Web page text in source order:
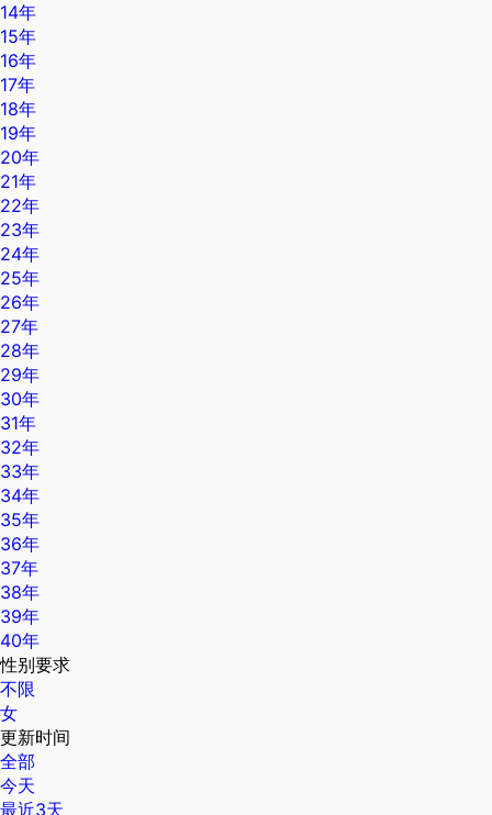
14年
15年
16年
17年
18年
19年
20年
21年
22年
23年
24年
25年
26年
27年
28年
29年
30年
31年
32年
33年
34年
35年
36年
37年
38年
39年
40年
性别要求
不限
女
更新时间
全部
今天
最近3天